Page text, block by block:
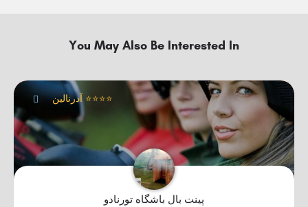
You May Also Be Interested In
پینت بال باشگاه تورنادو
آدرنالین ⭐⭐⭐⭐